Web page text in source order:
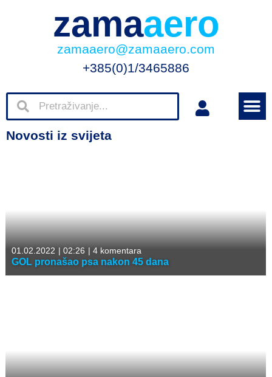
zamaaero
zamaaero@zamaaero.com
+385(0)1/3465886
Novosti iz svijeta
01.02.2022 | 02:26 | 4 komentara
GOL pronašao psa nakon 45 dana